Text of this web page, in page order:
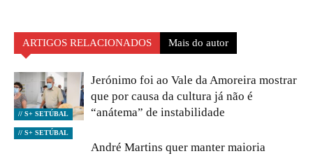
ARTIGOS RELACIONADOS Mais do autor
// S+ SETÚBAL
Jerónimo foi ao Vale da Amoreira mostrar
que por causa da cultura já não é
“anátema” de instabilidade
// S+ SETÚBAL
André Martins quer manter maioria